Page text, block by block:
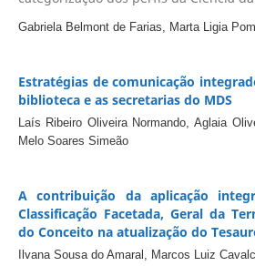
Gabriela Belmont de Farias, Marta Ligia
Estratégias de comunicação
biblioteca e as secretarias do MDS
Laís Ribeiro Oliveira Normando, Aglaia
Melo Soares Simeão
A contribuição da aplicação
Classificação Facetada, Geral da
do Conceito na atualização do
Ilvana Sousa do Amaral, Marcos Luiz